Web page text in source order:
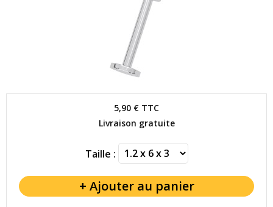
5,90 € TTC
Livraison gratuite
Taille :